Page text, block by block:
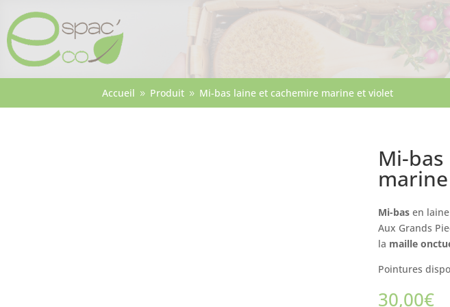
Accueil 9 Produit 9 Mi-bas laine et cachemire marine et violet
Mi-
Mi-basen
Aux Grands
la maille
Pointures
30,00€